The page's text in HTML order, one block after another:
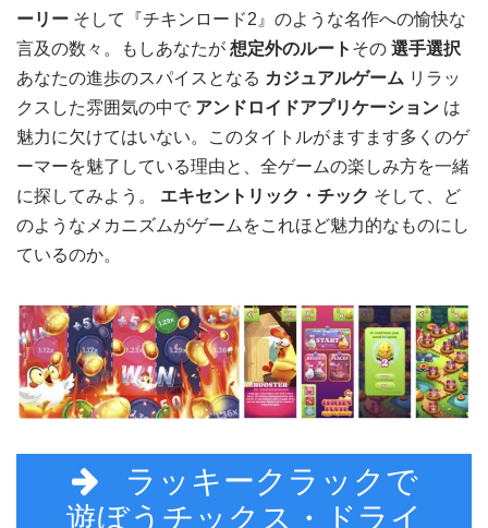
ーリー そして『チキンロード2』のような名作への愉快な
言及の数々。もしあなたが 想定外のルート その 選手選択
あなたの進歩のスパイスとなる カジュアルゲーム リラッ
クスした雰囲気の中で アンドロイドアプリケーション は
魅力に欠けてはいない。このタイトルがますます多くのゲ
ーマーを魅了している理由と、全ゲームの楽しみ方を一緒
に探してみよう。 エキセントリック・チック そして、ど
のようなメカニズムがゲームをこれほど魅力的なものにし
ているのか。
ラッキークラックで
遊ぼうチックス・ドライ